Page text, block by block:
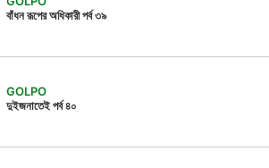
বাঁধন রূপের অধিকারী পর্ব ৩৯
GOLPO
দুইজনাতেই পর্ব ৪০